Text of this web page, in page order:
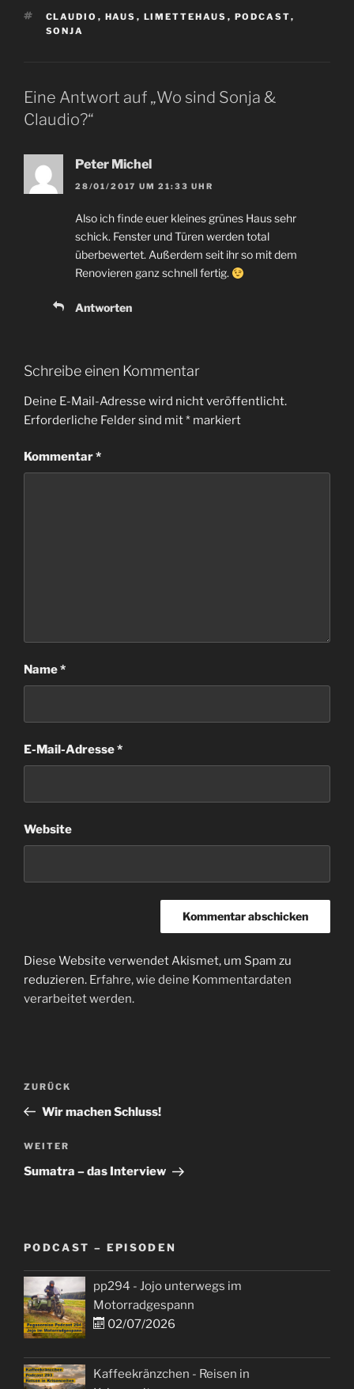
SCHLAGWÖRTER
CLAUDIO , HAUS , LIMETTEHAUS , PODCAST,
SONJA
Eine Antwort auf „Wo sind Sonja &
Claudio?“
Peter Michel
28/01/2017 UM 21:33 UHR
Also ich finde euer kleines grünes Haus sehr
schick. Fenster und Türen werden total
überbewertet. Außerdem seit ihr so mit dem
Renovieren ganz schnell fertig.
Antworten
Schreibe einen Kommentar
Deine E-Mail-Adresse wird nicht veröffentlicht.
Erforderliche Felder sind mit* markiert
Kommentar*
Name*
E-Mail-Adresse*
Website
Diese Website verwendet Akismet, um Spam zu
reduzieren. Erfahre, wie deine Kommentardaten
verarbeitet werden.
Beitragsnavigation
Vorheriger
Beitrag
ZURÜCK
Wir machen Schluss!
Nächster
Beitrag
WEITER
Sumatra – das Interview
PODCAST – EPISODEN
pp294 - Jojo unterwegs im
Motorradgespann
02/07/2026
Kaffeekränzchen - Reisen in